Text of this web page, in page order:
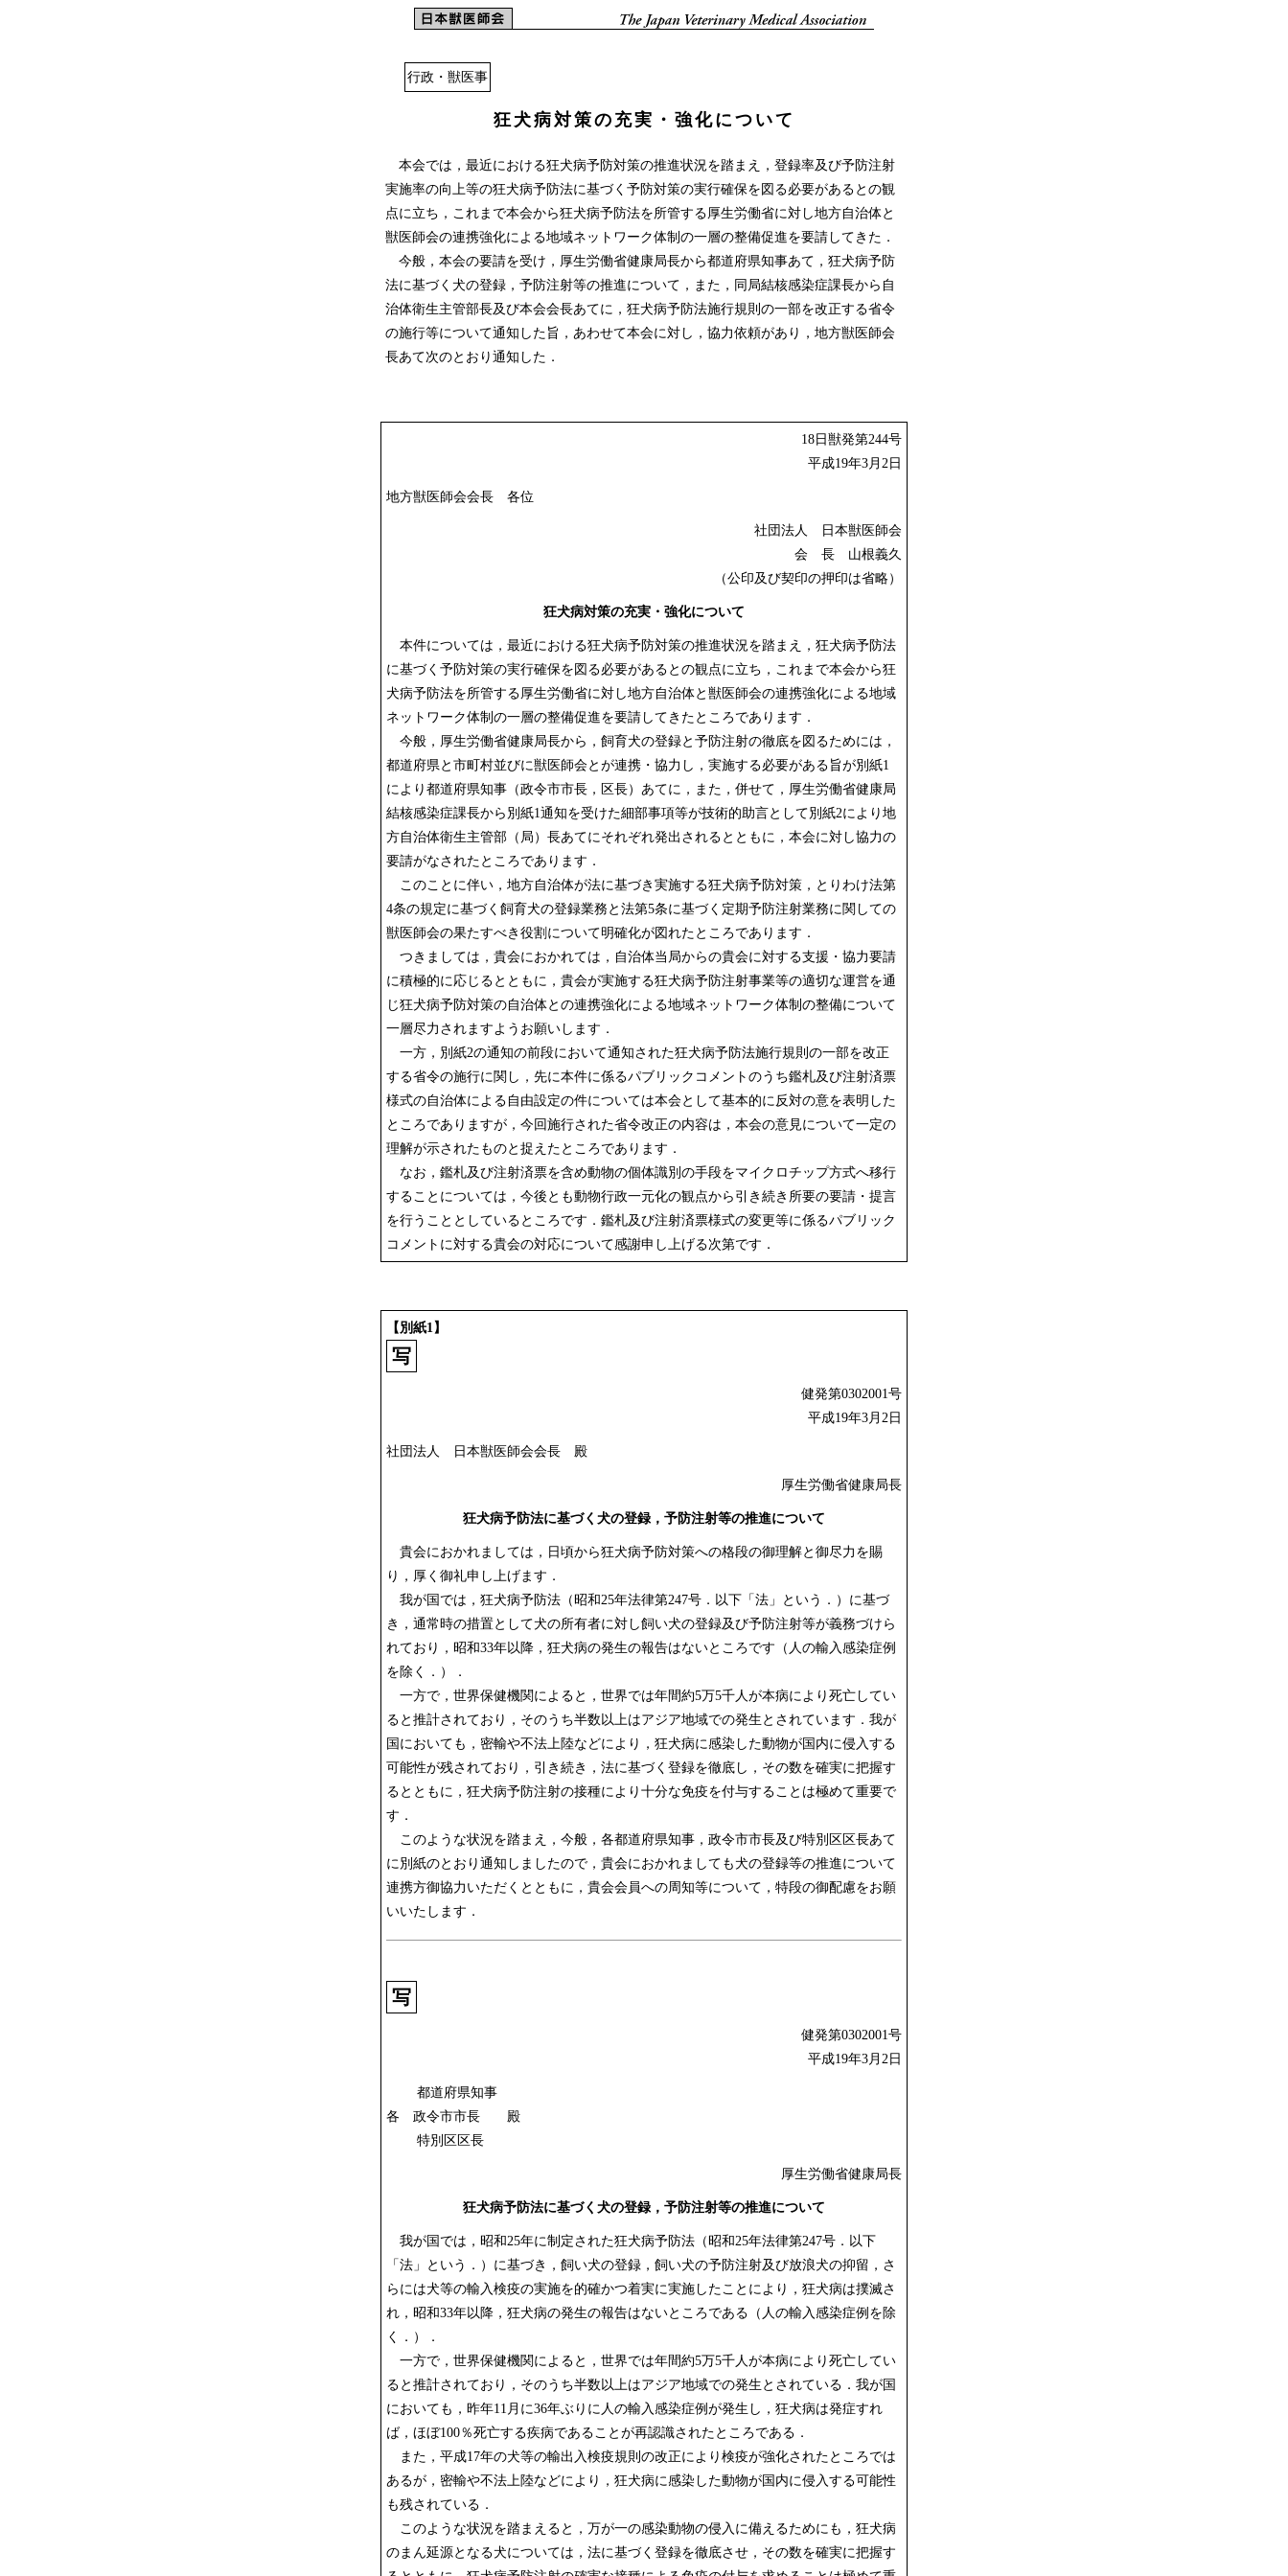
行政・獣医事
狂犬病対策の充実・強化について
本会では，最近における狂犬病予防対策の推進状況を踏まえ，登録率及び予防注射
実施率の向上等の狂犬病予防法に基づく予防対策の実行確保を図る必要があるとの観
点に立ち，これまで本会から狂犬病予防法を所管する厚生労働省に対し地方自治体と
獣医師会の連携強化による地域ネットワーク体制の一層の整備促進を要請してきた．
今般，本会の要請を受け，厚生労働省健康局長から都道府県知事あて，狂犬病予防
法に基づく犬の登録，予防注射等の推進について，また，同局結核感染症課長から自
治体衛生主管部長及び本会会長あてに，狂犬病予防法施行規則の一部を改正する省令
の施行等について通知した旨，あわせて本会に対し，協力依頼があり，地方獣医師会
長あて次のとおり通知した．
18日獣発第244号
平成19年3月2日
地方獣医師会会長 各位
社団法人 日本獣医師会
会 長 山根義久
（公印及び契印の押印は省略）
狂犬病対策の充実・強化について
本件については，最近における狂犬病予防対策の推進状況を踏まえ，狂犬病予防法
に基づく予防対策の実行確保を図る必要があるとの観点に立ち，これまで本会から狂
犬病予防法を所管する厚生労働省に対し地方自治体と獣医師会の連携強化による地域
ネットワーク体制の一層の整備促進を要請してきたところであります．
今般，厚生労働省健康局長から，飼育犬の登録と予防注射の徹底を図るためには，
都道府県と市町村並びに獣医師会とが連携・協力し，実施する必要がある旨が別紙1
により都道府県知事（政令市市長，区長）あてに，また，併せて，厚生労働省健康局
結核感染症課長から別紙1通知を受けた細部事項等が技術的助言として別紙2により地
方自治体衛生主管部（局）長あてにそれぞれ発出されるとともに，本会に対し協力の
要請がなされたところであります．
このことに伴い，地方自治体が法に基づき実施する狂犬病予防対策，とりわけ法第
4条の規定に基づく飼育犬の登録業務と法第5条に基づく定期予防注射業務に関しての
獣医師会の果たすべき役割について明確化が図れたところであります．
つきましては，貴会におかれては，自治体当局からの貴会に対する支援・協力要請
に積極的に応じるとともに，貴会が実施する狂犬病予防注射事業等の適切な運営を通
じ狂犬病予防対策の自治体との連携強化による地域ネットワーク体制の整備について
一層尽力されますようお願いします．
一方，別紙2の通知の前段において通知された狂犬病予防法施行規則の一部を改正
する省令の施行に関し，先に本件に係るパブリックコメントのうち鑑札及び注射済票
様式の自治体による自由設定の件については本会として基本的に反対の意を表明した
ところでありますが，今回施行された省令改正の内容は，本会の意見について一定の
理解が示されたものと捉えたところであります．
なお，鑑札及び注射済票を含め動物の個体識別の手段をマイクロチップ方式へ移行
することについては，今後とも動物行政一元化の観点から引き続き所要の要請・提言
を行うこととしているところです．鑑札及び注射済票様式の変更等に係るパブリック
コメントに対する貴会の対応について感謝申し上げる次第です．
【別紙1】
写
健発第0302001号
平成19年3月2日
社団法人 日本獣医師会会長 殿
厚生労働省健康局長
狂犬病予防法に基づく犬の登録，予防注射等の推進について
貴会におかれましては，日頃から狂犬病予防対策への格段の御理解と御尽力を賜
り，厚く御礼申し上げます．
我が国では，狂犬病予防法（昭和25年法律第247号．以下「法」という．）に基づ
き，通常時の措置として犬の所有者に対し飼い犬の登録及び予防注射等が義務づけら
れており，昭和33年以降，狂犬病の発生の報告はないところです（人の輸入感染症例
を除く．）．
一方で，世界保健機関によると，世界では年間約5万5千人が本病により死亡してい
ると推計されており，そのうち半数以上はアジア地域での発生とされています．我が
国においても，密輸や不法上陸などにより，狂犬病に感染した動物が国内に侵入する
可能性が残されており，引き続き，法に基づく登録を徹底し，その数を確実に把握す
るとともに，狂犬病予防注射の接種により十分な免疫を付与することは極めて重要で
す．
このような状況を踏まえ，今般，各都道府県知事，政令市市長及び特別区区長あて
に別紙のとおり通知しましたので，貴会におかれましても犬の登録等の推進について
連携方御協力いただくとともに，貴会会員への周知等について，特段の御配慮をお願
いいたします．
写
健発第0302001号
平成19年3月2日
都道府県知事
各 政令市市長 殿
特別区区長
厚生労働省健康局長
狂犬病予防法に基づく犬の登録，予防注射等の推進について
我が国では，昭和25年に制定された狂犬病予防法（昭和25年法律第247号．以下
「法」という．）に基づき，飼い犬の登録，飼い犬の予防注射及び放浪犬の抑留，さ
らには犬等の輸入検疫の実施を的確かつ着実に実施したことにより，狂犬病は撲滅さ
れ，昭和33年以降，狂犬病の発生の報告はないところである（人の輸入感染症例を除
く．）．
一方で，世界保健機関によると，世界では年間約5万5千人が本病により死亡してい
ると推計されており，そのうち半数以上はアジア地域での発生とされている．我が国
においても，昨年11月に36年ぶりに人の輸入感染症例が発生し，狂犬病は発症すれ
ば，ほぼ100％死亡する疾病であることが再認識されたところである．
また，平成17年の犬等の輸出入検疫規則の改正により検疫が強化されたところでは
あるが，密輸や不法上陸などにより，狂犬病に感染した動物が国内に侵入する可能性
も残されている．
このような状況を踏まえると，万が一の感染動物の侵入に備えるためにも，狂犬病
のまん延源となる犬については，法に基づく登録を徹底させ，その数を確実に把握す